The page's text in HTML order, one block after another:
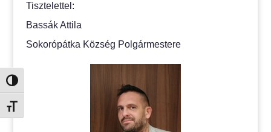
Nagy kontraszt váltása
Betűméret váltása
Tisztelettel:
Bassák Attila
Sokorópátka Község Polgármestere